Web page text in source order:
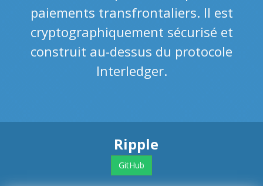
paiements transfrontaliers. Il est
cryptographiquement sécurisé et
construit au-dessus du protocole
Interledger.
Ripple
GitHub